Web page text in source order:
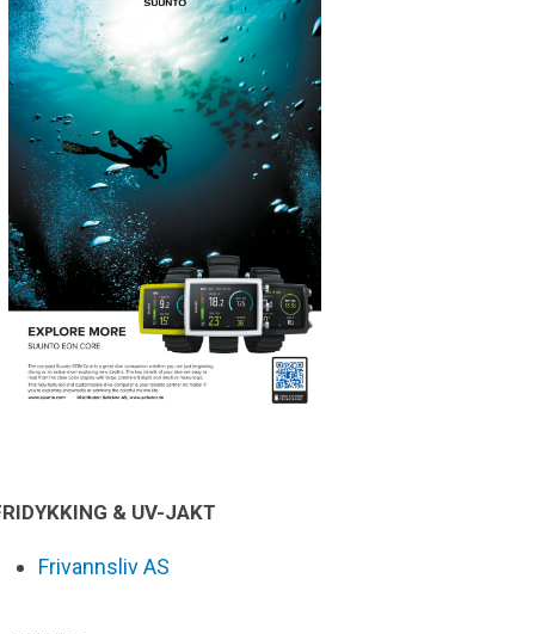
& UV-JAKT
Frivannsliv AS